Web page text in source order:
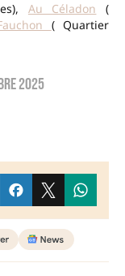
Au Céladon (
( Quartier
2025